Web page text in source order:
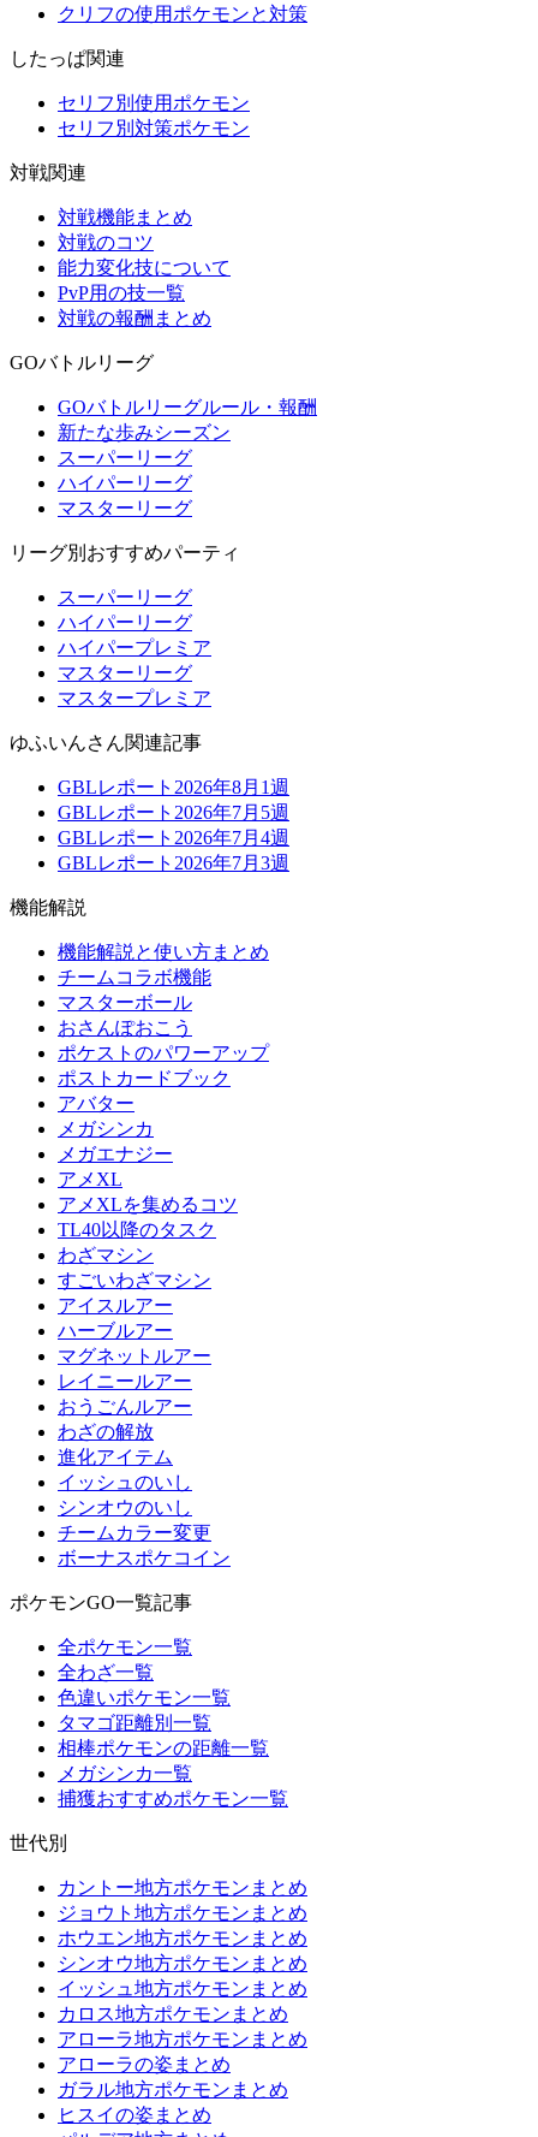
クリフの使用ポケモンと対策
したっぱ関連
セリフ別使用ポケモン
セリフ別対策ポケモン
対戦関連
対戦機能まとめ
対戦のコツ
能力変化技について
PvP用の技一覧
対戦の報酬まとめ
GOバトルリーグ
GOバトルリーグルール・報酬
新たな歩みシーズン
スーパーリーグ
ハイパーリーグ
マスターリーグ
リーグ別おすすめパーティ
スーパーリーグ
ハイパーリーグ
ハイパープレミア
マスターリーグ
マスタープレミア
ゆふいんさん関連記事
GBLレポート2026年8月1週
GBLレポート2026年7月5週
GBLレポート2026年7月4週
GBLレポート2026年7月3週
機能解説
機能解説と使い方まとめ
チームコラボ機能
マスターボール
おさんぽおこう
ポケストのパワーアップ
ポストカードブック
アバター
メガシンカ
メガエナジー
アメXL
アメXLを集めるコツ
TL40以降のタスク
わざマシン
すごいわざマシン
アイスルアー
ハーブルアー
マグネットルアー
レイニールアー
おうごんルアー
わざの解放
進化アイテム
イッシュのいし
シンオウのいし
チームカラー変更
ボーナスポケコイン
ポケモンGO一覧記事
全ポケモン一覧
全わざ一覧
色違いポケモン一覧
タマゴ距離別一覧
相棒ポケモンの距離一覧
メガシンカ一覧
捕獲おすすめポケモン一覧
世代別
カントー地方ポケモンまとめ
ジョウト地方ポケモンまとめ
ホウエン地方ポケモンまとめ
シンオウ地方ポケモンまとめ
イッシュ地方ポケモンまとめ
カロス地方ポケモンまとめ
アローラ地方ポケモンまとめ
アローラの姿まとめ
ガラル地方ポケモンまとめ
ヒスイの姿まとめ